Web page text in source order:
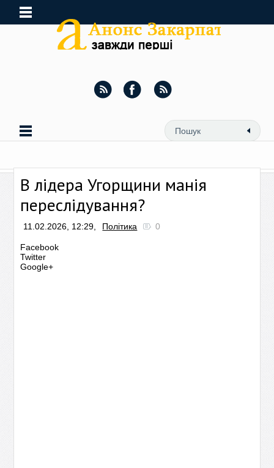
В лідера Угорщини манія
переслідування?
11.02.2026, 12:29, Політика 0
Facebook
Twitter
Google+